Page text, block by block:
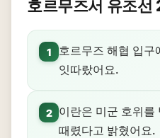
호르무즈서 유조선
1
호르무즈 해협 입구
잇따랐어요.
2
이란은 미군 호위를
때렸다고 밝혔어요.